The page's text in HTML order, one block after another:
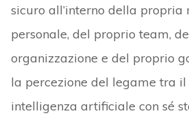
sicuro all’interno della propria
personale, del proprio team,
organizzazione e del proprio
la percezione del legame tra il
intelligenza artificiale con sé